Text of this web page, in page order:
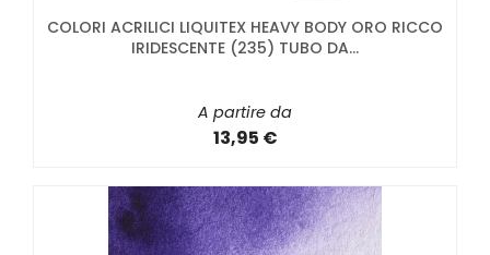
COLORI ACRILICI LIQUITEX HEAVY BODY ORO RICCO
IRIDESCENTE (235) TUBO DA...
A partire da
13,95 €